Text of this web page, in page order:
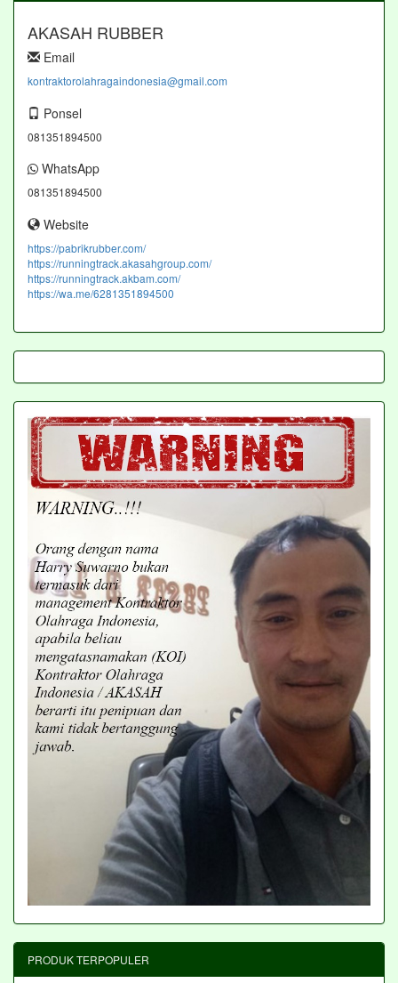
AKASAH RUBBER
Email
kontraktorolahragaindonesia@gmail.com
Ponsel
081351894500
WhatsApp
081351894500
Website
https://pabrikrubber.com/
https://runningtrack.akasahgroup.com/
https://runningtrack.akbam.com/
https://wa.me/6281351894500
PRODUK TERPOPULER